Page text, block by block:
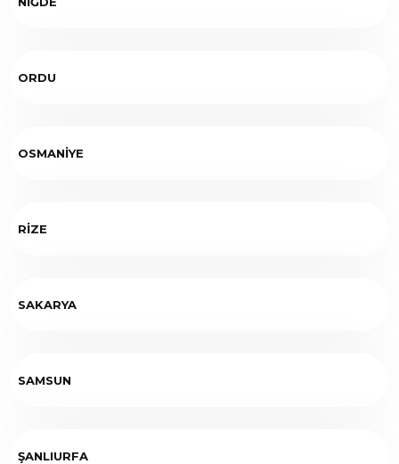
ORDU
OSMANİYE
RİZE
SAKARYA
SAMSUN
ŞANLIURFA